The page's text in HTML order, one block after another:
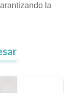
la